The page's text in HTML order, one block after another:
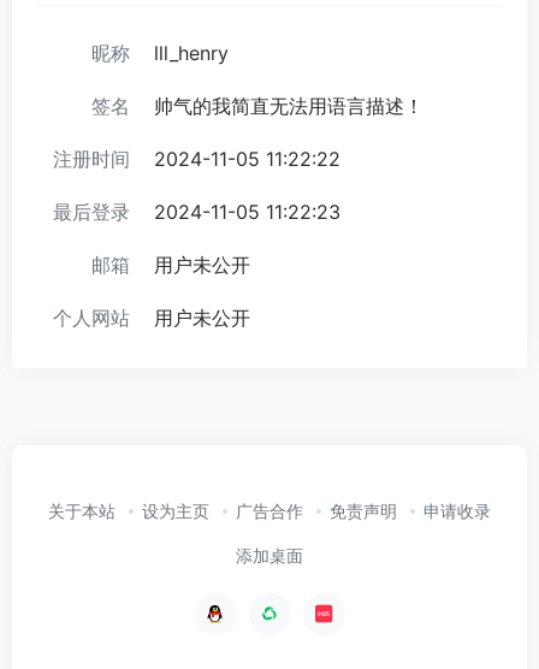
昵称 lll_henry
签名 帅气的我简直无法用语言描述！
注册时间 2024-11-05 11:22:22
最后登录 2024-11-05 11:22:23
邮箱 用户未公开
个人网站 用户未公开
关于本站 设为主页 广告合作 免责声明 申请收录
添加桌面